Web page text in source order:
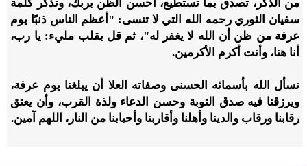
من الذكر، تصدق بما تستطيع، أحسن الظن بربك، وتذكر كلمة
سفيان الثوري رحمه الله التي لا تنسى: "أعظم الناس ذنبًا يوم
عرفة من ظن أن الله لا يغفر له"، ثم قل بقلب مليء: يا رب،
أنا هنا، وأنت أكرم الأكرمين.
نسأل الله بأسمائه الحسنى وصفاته العلا أن يبلغنا يوم عرفة،
ويرزقنا فيه صدق التوبة وحسن الدعاء ولذة القرب، وأن يعتق
رقابنا ورقاب والدينا وأهلنا وأقاربنا وأحبابنا من النار، اللهم آمين.